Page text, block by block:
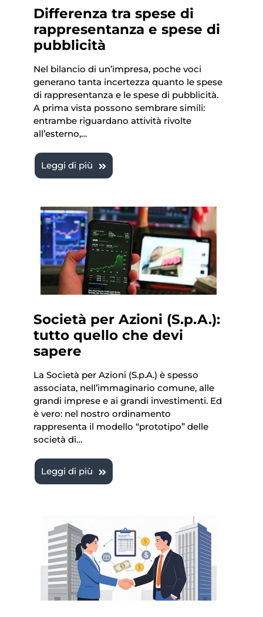
Differenza tra spese di
rappresentanza e spese di
pubblicità
Nel bilancio di un’impresa, poche voci
generano tanta incertezza quanto le spese
di rappresentanza e le spese di pubblicità.
A prima vista possono sembrare simili:
entrambe riguardano attività rivolte
all’esterno,…
Leggi di più
Società per Azioni (S.p.A.):
tutto quello che devi
sapere
La Società per Azioni (S.p.A.) è spesso
associata, nell’immaginario comune, alle
grandi imprese e ai grandi investimenti. Ed
è vero: nel nostro ordinamento
rappresenta il modello “prototipo” delle
società di…
Leggi di più